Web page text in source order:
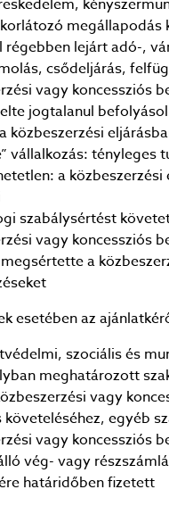
megállapodás
régebben lejárt adó-,
csődeljárás,
vagy koncessziós
jogtalanul
közbeszerzési
vállalkozás: tényleges
a
szabálysértést
vagy koncessziós
a
esetében az
szociális és
meghatározott
vagy
követeléséhez, egyéb
vagy koncessziós
vég- vagy
határidőben fizetett